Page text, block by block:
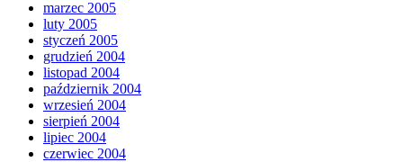
marzec 2005
luty 2005
styczeń 2005
grudzień 2004
listopad 2004
październik 2004
wrzesień 2004
sierpień 2004
lipiec 2004
czerwiec 2004